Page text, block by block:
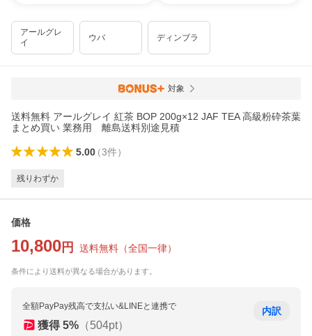
アールグレ
イ
ウバ ディンブラ
対象
送料無料 アールグレイ 紅茶 BOP 200g×12 JAF TEA 高級粉砕茶葉
まとめ買い 業務用 離島送料別途見積
5.00（3件）
残りわずか
価格
10,800 円 送料無料 （全国一律）
条件により送料が異なる場合があります。
全額PayPay残高で支払い&LINEと連携で
獲得 5% （504pt）
内訳